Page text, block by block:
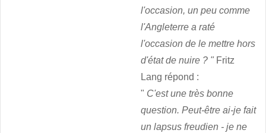
l'occasion, un peu comme
l'Angleterre a raté
l'occasion de le mettre hors
d'état de nuire ? " Fritz
Lang répond :
" C'est une très bonne
question. Peut-être ai-je fait
un lapsus freudien - je ne